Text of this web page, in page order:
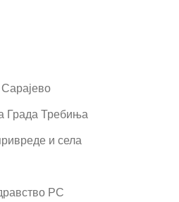
Града Требиња
и села
РС